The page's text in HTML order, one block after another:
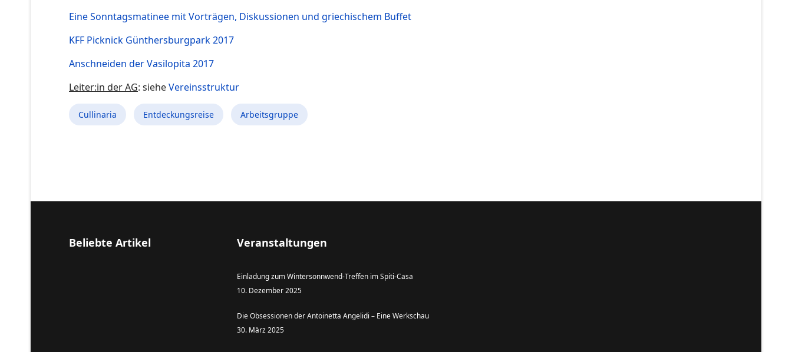
Eine Sonntagsmatinee mit Vorträgen, Diskussionen und griechischem Buffet
KFF Picknick Günthersburgpark 2017
Anschneiden der Vasilopita 2017
Leiter:in der AG: sieheVereinsstruktur
Cullinaria Entdeckungsreise Arbeitsgruppe
Beliebte Artikel Veranstaltungen
Einladung zum Wintersonnwend-Treffen im Spiti-Casa
10. Dezember 2025
Die Obsessionen der Antoinetta Angelidi – Eine Werkschau
30. März 2025